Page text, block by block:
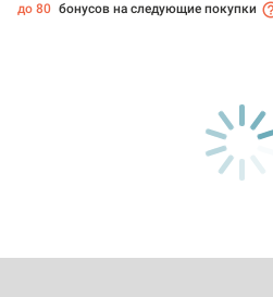
до 80 бонусов на следующие покупки